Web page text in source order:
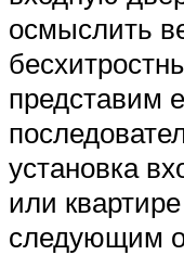
осмыслить
представим
установка
или
следующим